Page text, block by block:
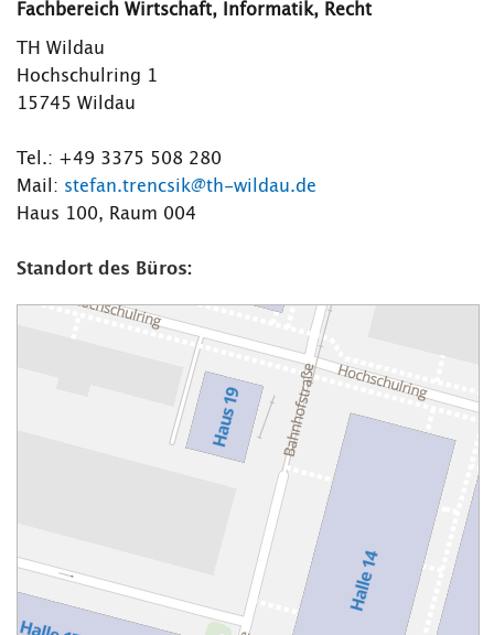
Fachbereich Wirtschaft, Informatik, Recht
TH Wildau
Hochschulring 1
15745 Wildau
Tel.: +49 3375 508 280
Mail: stefan.trencsik@th-wildau.de
Haus 100, Raum 004
Standort des Büros: